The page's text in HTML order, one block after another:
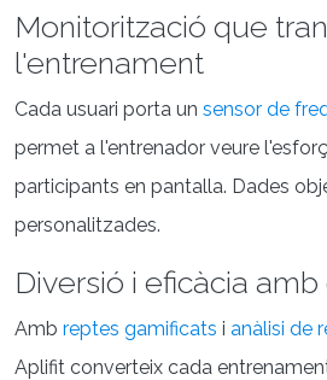
Monitorització que
l'entrenament
Cada usuari porta un sensor de
permet a l'entrenador veure
participants en pantalla. Dades
personalitzades.
Diversió i eficàcia
Amb reptes gamificats i anàlisi de
Aplifit converteix cada